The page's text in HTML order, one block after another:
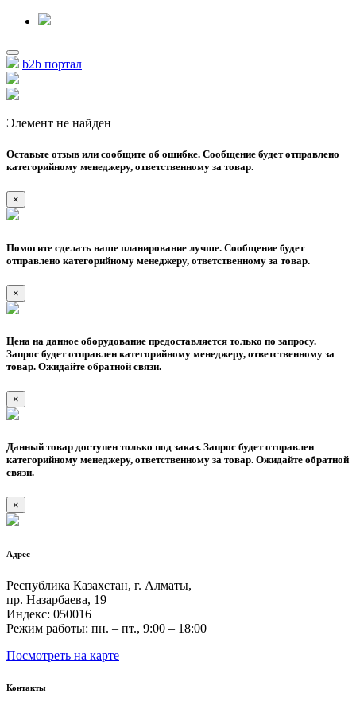
b2b портал
Элемент не найден
Оставьте отзыв или сообщите об ошибке. Сообщение будет отправлено
категорийному менеджеру, ответственному за товар.
×
Помогите сделать наше планирование лучше. Сообщение будет
отправлено категорийному менеджеру, ответственному за товар.
×
Цена на данное оборудование предоставляется только по запросу.
Запрос будет отправлен категорийному менеджеру, ответственному за
товар. Ожидайте обратной связи.
×
Данный товар доступен только под заказ. Запрос будет отправлен
категорийному менеджеру, ответственному за товар. Ожидайте обратной
связи.
×
Адрес
Республика Казахстан, г. Алматы,
пр. Назарбаева, 19
Индекс: 050016
Режим работы: пн. – пт., 9:00 – 18:00
Посмотреть на карте
Контакты